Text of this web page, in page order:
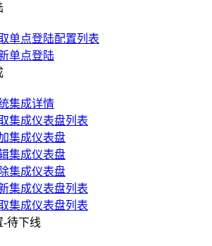
单点登陆配置列表
单点登陆
集成详情
集成仪表盘列表
集成仪表盘
集成仪表盘
集成仪表盘
集成仪表盘列表
集成仪表盘列表
-待下线